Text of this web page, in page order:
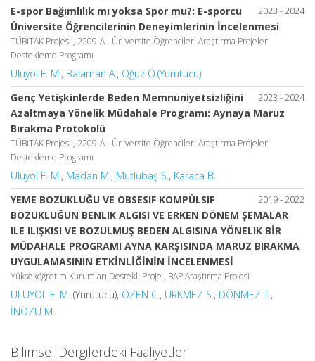
2023 - 2024
E-spor Bağımlılık mı yoksa Spor mu?: E-sporcu
Üniversite Öğrencilerinin Deneyimlerinin İncelenmesi
TÜBİTAK Projesi , 2209-A - Üniversite Öğrencileri Araştırma Projeleri
Destekleme Programı
Uluyol F. M. , Balaman A. , Oğuz Ö.(Yürütücü)
2023 - 2024
Genç Yetişkinlerde Beden Memnuniyetsizliğini
Azaltmaya Yönelik Müdahale Programı: Aynaya Maruz
Bırakma Protokolü
TÜBİTAK Projesi , 2209-A - Üniversite Öğrencileri Araştırma Projeleri
Destekleme Programı
Uluyol F. M. , Madan M. , Mutlubaş S. , Karaca B.
2019 - 2022
YEME BOZUKLUĞU VE OBSESIF KOMPÜLSIF
BOZUKLUĞUN BENLIK ALGISI VE ERKEN DÖNEM ŞEMALAR
ILE ILIŞKISI VE BOZULMUŞ BEDEN ALGISINA YÖNELIK BİR
MÜDAHALE PROGRAMI AYNA KARŞISINDA MARUZ BIRAKMA
UYGULAMASININ ETKİNLİĞİNİN İNCELENMESİ
Yükseköğretim Kurumları Destekli Proje , BAP Araştırma Projesi
ULUYOL F. M. (Yürütücü), ÖZEN C. , ÜRKMEZ S. , DÖNMEZ T.,
İNÖZÜ M.
Bilimsel Dergilerdeki Faaliyetler